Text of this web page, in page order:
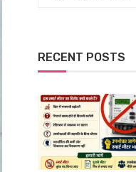
RECENT POSTS